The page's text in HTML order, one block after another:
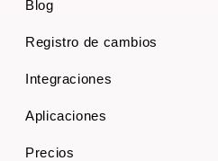
Blog
Registro de cambios
Integraciones
Aplicaciones
Precios